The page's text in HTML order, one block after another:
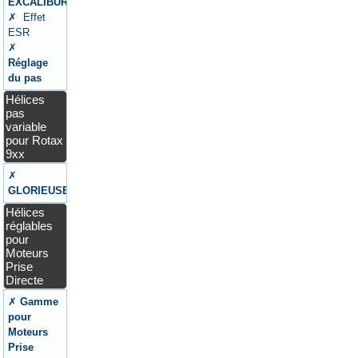
✗ Effet
ESR
✗
Réglage
du pas
Hélices
pas
variable
pour Rotax
9xx
✗
GLORIEUSE
Hélices
réglables
pour
Moteurs
Prise
Directe
✗Gamme
pour
Moteurs
Prise